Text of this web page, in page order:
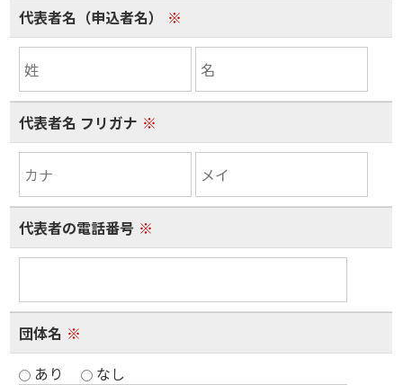
代表者名（申込者名） ※
代表者名 フリガナ ※
代表者の電話番号 ※
団体名 ※
あり
なし